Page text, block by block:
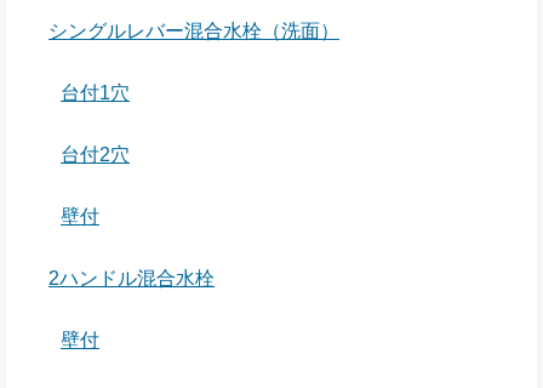
シングルレバー混合水栓（洗面）
台付1穴
台付2穴
壁付
2ハンドル混合水栓
壁付